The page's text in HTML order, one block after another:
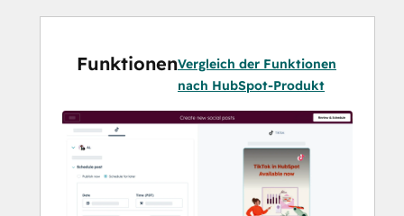
FunktionenVergleich der Funktionen
nach HubSpot-Produkt